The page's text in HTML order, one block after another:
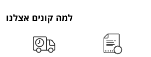
למה קונים אצלנו